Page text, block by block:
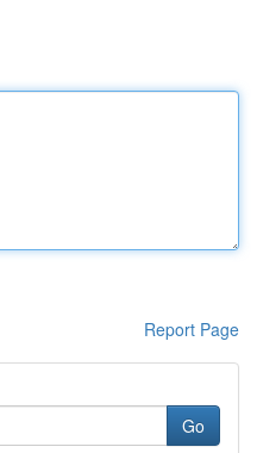
Report Page
Go